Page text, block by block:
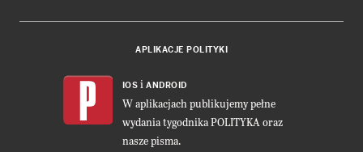
APLIKACJE POLITYKI
IOS i ANDROID
W aplikacjach publikujemy pełne
wydania tygodnika POLITYKA oraz
nasze pisma.